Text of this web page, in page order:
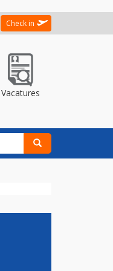
Check in
Vacatures